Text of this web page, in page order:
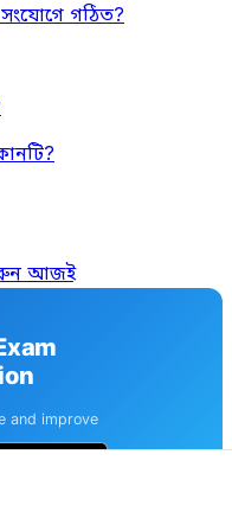
সংযোগে গঠিত?
আজই
and improve